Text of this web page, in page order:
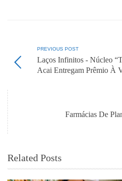
PREVIOUS POST
Laços Infinitos - Núcleo
Acai Entregam Prêmio À
Farmácias De
Related Posts